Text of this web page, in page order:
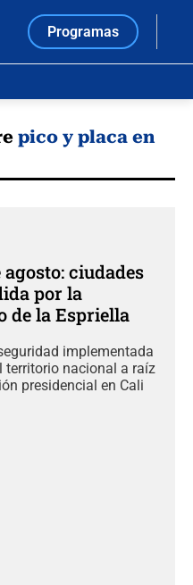
Programas
pico y placa en
ciudades
por la
de la Espriella
implementada
territorio nacional a raíz
presidencial en Cali